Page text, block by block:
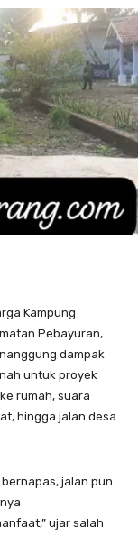
Kampung
Pebayuran,
dampak
untuk proyek
rumah, suara
hingga jalan desa
jalan pun
ujar salah